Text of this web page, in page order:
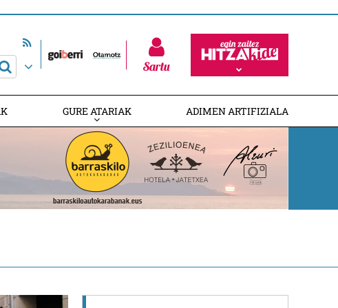
Sartu
GURE ATARIAK ADIMEN ARTIFIZIALA